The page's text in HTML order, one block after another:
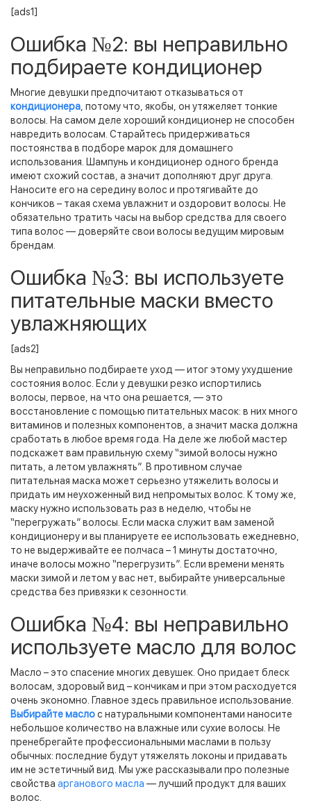
[ads1]
Ошибка №2: вы неправильно
подбираете кондиционер
Многие девушки предпочитают отказываться от
кондиционера, потому что, якобы, он утяжеляет тонкие
волосы. На самом деле хороший кондиционер не способен
навредить волосам. Старайтесь придерживаться
постоянства в подборе марок для домашнего
использования. Шампунь и кондиционер одного бренда
имеют схожий состав, а значит дополняют друг друга.
Наносите его на середину волос и протягивайте до
кончиков – такая схема увлажнит и оздоровит волосы. Не
обязательно тратить часы на выбор средства для своего
типа волос — доверяйте свои волосы ведущим мировым
брендам.
Ошибка №3: вы используете
питательные маски вместо
увлажняющих
[ads2]
Вы неправильно подбираете уход — итог этому ухудшение
состояния волос. Если у девушки резко испортились
волосы, первое, на что она решается, — это
восстановление с помощью питательных масок: в них много
витаминов и полезных компонентов, а значит маска должна
сработать в любое время года. На деле же любой мастер
подскажет вам правильную схему “зимой волосы нужно
питать, а летом увлажнять”. В противном случае
питательная маска может серьезно утяжелить волосы и
придать им неухоженный вид непромытых волос. К тому же,
маску нужно использовать раз в неделю, чтобы не
“перегружать” волосы. Если маска служит вам заменой
кондиционеру и вы планируете ее использовать ежедневно,
то не выдерживайте ее полчаса – 1 минуты достаточно,
иначе волосы можно “перегрузить”. Если времени менять
маски зимой и летом у вас нет, выбирайте универсальные
средства без привязки к сезонности.
Ошибка №4: вы неправильно
используете масло для волос
Масло – это спасение многих девушек. Оно придает блеск
волосам, здоровый вид – кончикам и при этом расходуется
очень экономно. Главное здесь правильное использование.
Выбирайте маслос натуральными компонентами наносите
небольшое количество на влажные или сухие волосы. Не
пренебрегайте профессиональными маслами в пользу
обычных: последние будут утяжелять локоны и придавать
им не эстетичный вид. Мы уже рассказывали про полезные
свойства арганового масла — лучший продукт для ваших
волос.